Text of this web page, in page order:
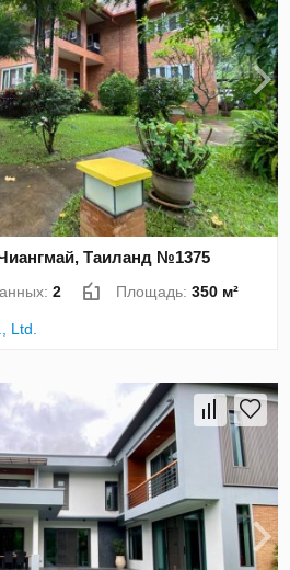
Таиланд №1375
2 Площадь:350 м²
Ltd.